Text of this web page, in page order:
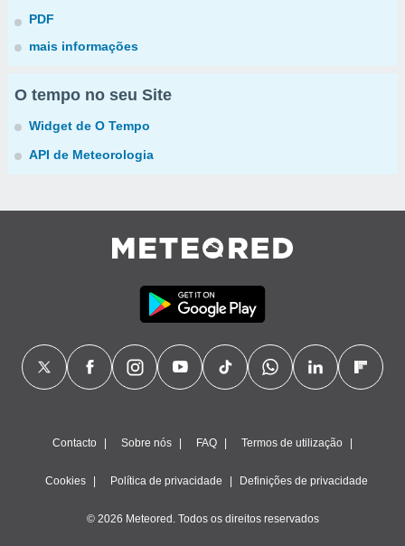
PDF
mais informações
O tempo no seu Site
Widget de O Tempo
API de Meteorologia
Contacto Sobre nós FAQ Termos de utilização
Cookies Política de privacidade Definições de privacidade
© 2026 Meteored. Todos os direitos reservados